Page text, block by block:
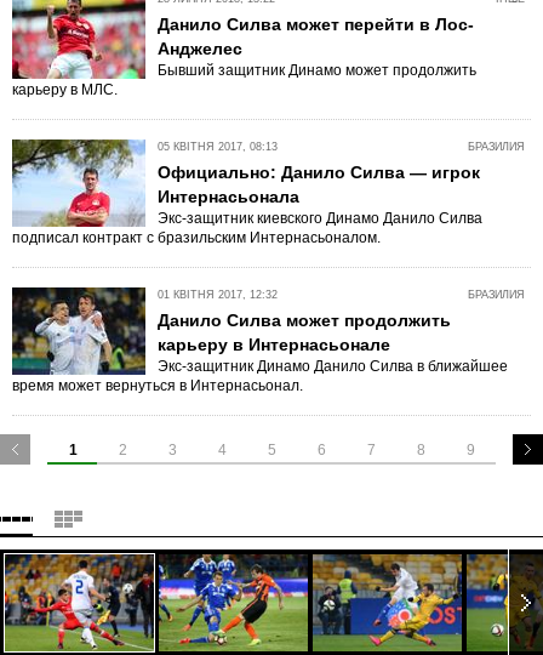
Данило Силва может перейти в Лос-
Анджелес
Бывший защитник Динамо может продолжить
карьеру в МЛС.
БРАЗИЛИЯ
05 КВІТНЯ 2017, 08:13
Официально: Данило Силва — игрок
Интернасьонала
Экс-защитник киевского Динамо Данило Силва
подписал контракт с бразильским Интернасьоналом.
БРАЗИЛИЯ
01 КВІТНЯ 2017, 12:32
Данило Силва может продолжить
карьеру в Интернасьонале
Экс-защитник Динамо Данило Силва в ближайшее
время может вернуться в Интернасьонал.
1 2 3 4 5 6 7 8 9